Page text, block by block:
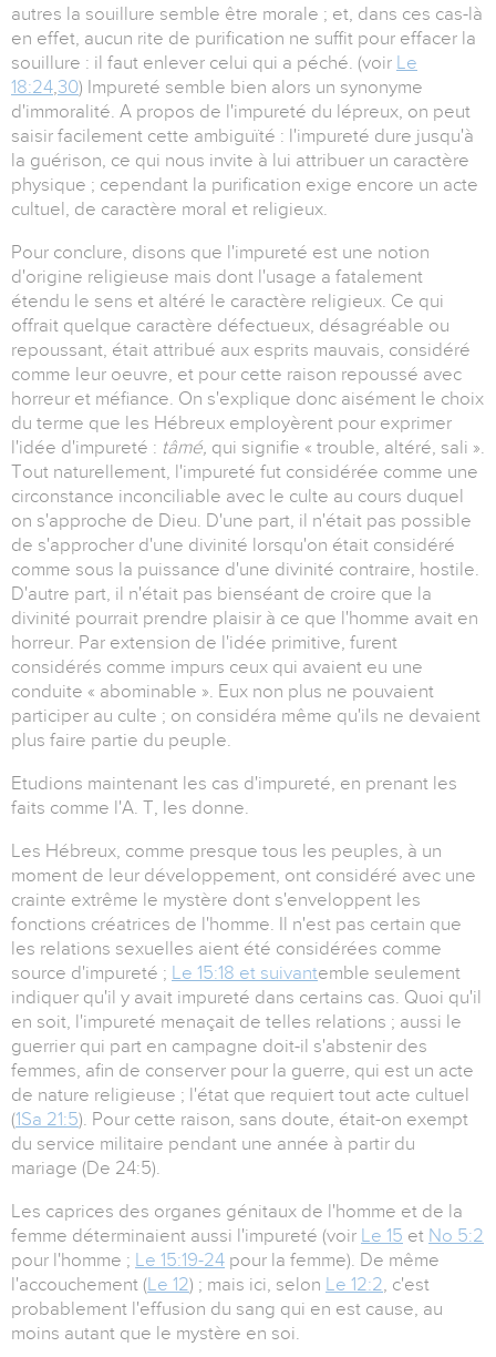
autres la souillure semble être morale ; et, dans ces cas-là
en effet, aucun rite de purification ne suffit pour effacer la
souillure : il faut enlever celui qui a péché. (voir Le
18:24,30) Impureté semble bien alors un synonyme
d'immoralité. A propos de l'impureté du lépreux, on peut
saisir facilement cette ambiguïté : l'impureté dure jusqu'à
la guérison, ce qui nous invite à lui attribuer un caractère
physique ; cependant la purification exige encore un acte
cultuel, de caractère moral et religieux.
Pour conclure, disons que l'impureté est une notion
d'origine religieuse mais dont l'usage a fatalement
étendu le sens et altéré le caractère religieux. Ce qui
offrait quelque caractère défectueux, désagréable ou
repoussant, était attribué aux esprits mauvais, considéré
comme leur oeuvre, et pour cette raison repoussé avec
horreur et méfiance. On s'explique donc aisément le choix
du terme que les Hébreux employèrent pour exprimer
l'idée d'impureté : tâmé, qui signifie « trouble, altéré, sali ».
Tout naturellement, l'impureté fut considérée comme une
circonstance inconciliable avec le culte au cours duquel
on s'approche de Dieu. D'une part, il n'était pas possible
de s'approcher d'une divinité lorsqu'on était considéré
comme sous la puissance d'une divinité contraire, hostile.
D'autre part, il n'était pas bienséant de croire que la
divinité pourrait prendre plaisir à ce que l'homme avait en
horreur. Par extension de l'idée primitive, furent
considérés comme impurs ceux qui avaient eu une
conduite « abominable ». Eux non plus ne pouvaient
participer au culte ; on considéra même qu'ils ne devaient
plus faire partie du peuple.
Etudions maintenant les cas d'impureté, en prenant les
faits comme l'A. T, les donne.
Les Hébreux, comme presque tous les peuples, à un
moment de leur développement, ont considéré avec une
crainte extrême le mystère dont s'enveloppent les
fonctions créatrices de l'homme. Il n'est pas certain que
les relations sexuelles aient été considérées comme
source d'impureté ; Le 15:18 et suivantemble seulement
indiquer qu'il y avait impureté dans certains cas. Quoi qu'il
en soit, l'impureté menaçait de telles relations ; aussi le
guerrier qui part en campagne doit-il s'abstenir des
femmes, afin de conserver pour la guerre, qui est un acte
de nature religieuse ; l'état que requiert tout acte cultuel
(1Sa 21:5). Pour cette raison, sans doute, était-on exempt
du service militaire pendant une année à partir du
mariage (De 24:5).
Les caprices des organes génitaux de l'homme et de la
femme déterminaient aussi l'impureté (voir Le 15 et No 5:2
pour l'homme ; Le 15:19-24 pour la femme). De même
l'accouchement (Le 12) ; mais ici, selon Le 12:2, c'est
probablement l'effusion du sang qui en est cause, au
moins autant que le mystère en soi.